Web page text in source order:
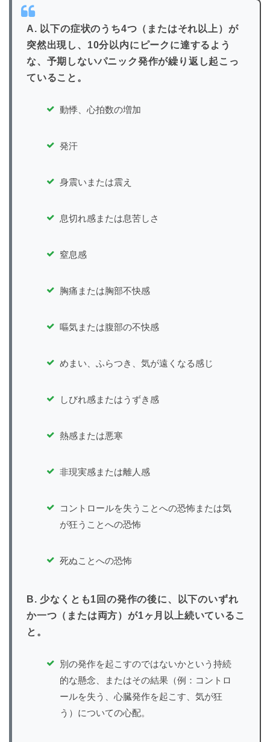
A. 以下の症状のうち4つ（またはそれ以上）が
突然出現し、10分以内にピークに達するよう
な、予期しないパニック発作が繰り返し起こっ
ていること。
動悸、心拍数の増加
発汗
身震いまたは震え
息切れ感または息苦しさ
窒息感
胸痛または胸部不快感
嘔気または腹部の不快感
めまい、ふらつき、気が遠くなる感じ
しびれ感またはうずき感
熱感または悪寒
非現実感または離人感
コントロールを失うことへの恐怖または気
が狂うことへの恐怖
死ぬことへの恐怖
B. 少なくとも1回の発作の後に、以下のいずれ
か一つ（または両方）が1ヶ月以上続いているこ
と。
別の発作を起こすのではないかという持続
的な懸念、またはその結果（例：コントロ
ールを失う、心臓発作を起こす、気が狂
う）についての心配。